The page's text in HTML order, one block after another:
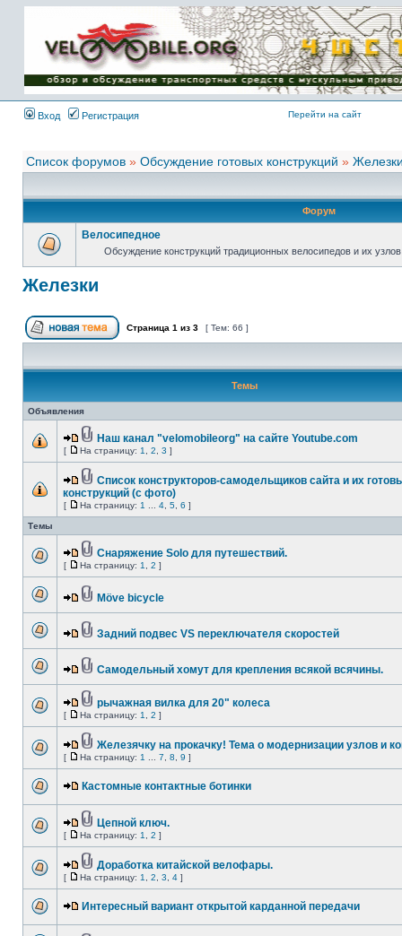
Имя пользователя:
Пароль:
{ LOG_ME_IN_SHORT
}
Вход
Регистрация Перейти на сайт
Список форумов » Обсуждение готовых конструкций »
Форум
Велосипедное
Обсуждение конструкций традиционных велосипедов и их
Железки
Страница 1 из 3 [ Тем: 66 ]
Темы
Объявления
Наш канал "velomobileorg" на сайте Youtube.com
[ На страницу: 1 2 3 ]
Список конструкторов-самодельщиков сайта и их
конструкций (с фото)
[ На страницу: 1 4 5 6 ]
Темы
Снаряжение Solo для путешествий.
[ На страницу: 1 2 ]
Мöve bicycle
Задний подвес VS переключателя скоростей
Самодельный хомут для крепления всякой всячины.
рычажная вилка для 20" колеса
[ На страницу: 1 2 ]
Железячку на прокачку! Тема о модернизации узлов и
[ На страницу: 1 7 8 9 ]
Кастомные контактные ботинки
Цепной ключ.
[ На страницу: 1 2 ]
Доработка китайской велофары.
[ На страницу: 1 2 3 4 ]
Интересный вариант открытой карданной передачи